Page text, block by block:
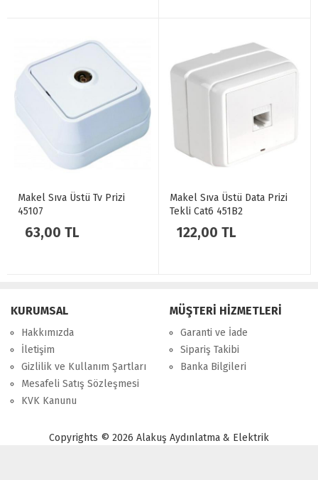
Makel Sıva Üstü Tv Prizi
45107
63,00 TL
Makel Sıva Üstü Data Prizi
Tekli Cat6 451B2
122,00 TL
KURUMSAL
Hakkımızda
İletişim
Gizlilik ve Kullanım Şartları
Mesafeli Satış Sözleşmesi
KVK Kanunu
MÜŞTERİ HİZMETLERİ
Garanti ve İade
Sipariş Takibi
Banka Bilgileri
Copyrights © 2026 Alakuş Aydınlatma & Elektrik